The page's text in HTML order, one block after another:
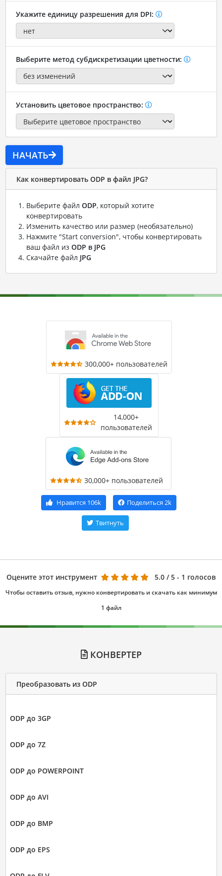
Укажите единицу разрешения для DPI:
Выберите метод субдискретизации цветности:
Установить цветовое пространство:
НАЧАТЬ
Как конвертировать ODP в файл JPG?
Выберите файл ODP, который хотите
конвертировать
Изменить качество или размер (необязательно)
Нажмите "Start conversion", чтобы конвертировать
ваш файл из ODP в JPG
Скачайте файл JPG
300,000+ пользователей
14,000+
пользователей
30,000+ пользователей
Нравится 106k Поделиться 2k
Твитнуть
Оцените этот инструмент 5.0 / 5 - 1 голосов
Чтобы оставить отзыв, нужно конвертировать и скачать как минимум
1 файл
КОНВЕРТЕР
Преобразовать из ODP
ODP до 3GP
ODP до 7Z
ODP до POWERPOINT
ODP до AVI
ODP до BMP
ODP до EPS